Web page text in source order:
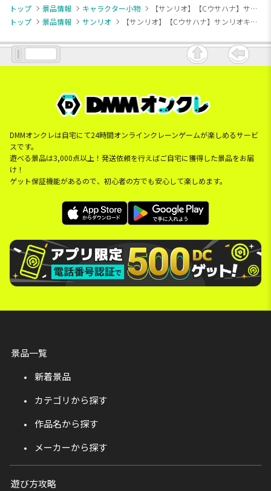
トップ 景品情報 キャラクター小物
【サンリオ】【Cウサハナ】サンリオキャラクターズ ギャルらび・マスコット
トップ
景品情報 サンリオ 【サンリオ】【Cウサハナ】サンリオキャラクターズ ギャルらび・マスコット
DMMオンクレは自宅にて24時間オンラインクレーンゲームが楽しめるサービ
スです。
遊べる景品は3,000点以上！発送依頼を行えばご自宅に獲得した景品をお届
け！
ゲット保証機能があるので、初心者の方でも安心して楽しめます。
景品一覧
新着景品
カテゴリから探す
作品名から探す
メーカーから探す
遊び方攻略